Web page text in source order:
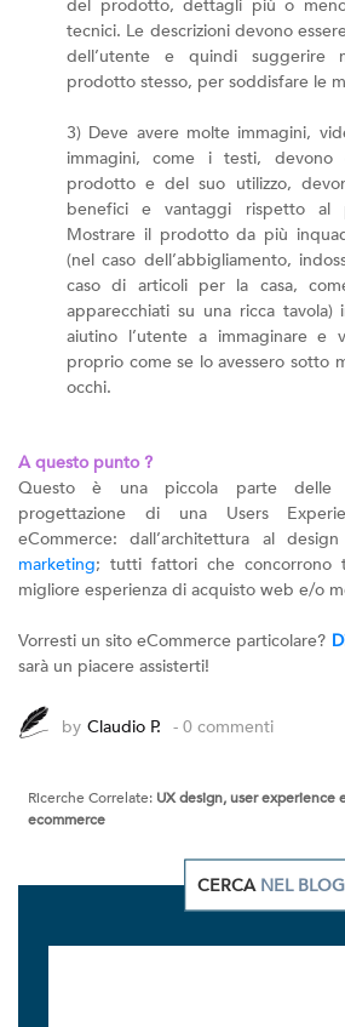
del prodotto, dettagli più o
tecnici. Le descrizioni devono
dell’utente e quindi suggerire
prodotto stesso, per soddisfare le
3) Deve avere molte immagini,
immagini, come i testi, devono
prodotto e del suo utilizzo,
benefici e vantaggi rispetto al
Mostrare il prodotto da più
(nel caso dell’abbigliamento,
caso di articoli per la casa,
apparecchiati su una ricca
aiutino l’utente a immaginare e
proprio come se lo avessero sotto
occhi.
A questo punto ?
Questo è una piccola parte delle
progettazione di una Users
eCommerce: dall’architettura al
marketing; tutti fattori che concorrono
migliore esperienza di acquisto web e/o
Vorresti un sito eCommerce particolare?
sarà un piacere assisterti!
by Claudio P. - 0 commenti
Ricerche Correlate: UX design, user experience
ecommerce
CERCA NEL BLOG